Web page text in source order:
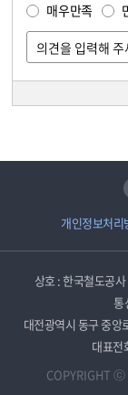
매우만족
개인정보처리
상호 : 한국철도공사
통
대전광역시 동구 중앙
대표전
COPYRIGHT ⓒ